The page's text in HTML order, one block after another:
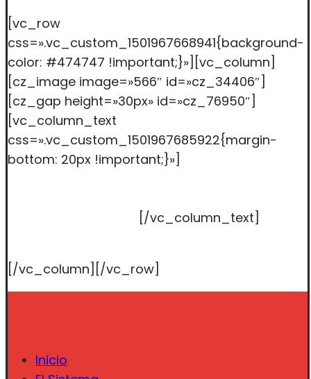
[vc_row
css=».vc_custom_1501967668941{background-
color: #474747 !important;}»][vc_column]
[cz_image image=»566″ id=»cz_34406″]
[cz_gap height=»30px» id=»cz_76950″]
[vc_column_text
css=».vc_custom_1501967685922{margin-
bottom: 20px !important;}»]
[/vc_column_text]
[/vc_column][/vc_row]
Inicio